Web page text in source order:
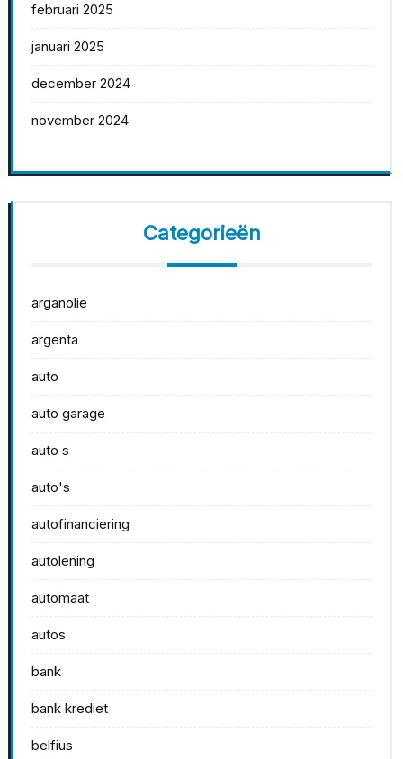
februari 2025
januari 2025
december 2024
november 2024
Categorieën
arganolie
argenta
auto
auto garage
auto s
auto's
autofinanciering
autolening
automaat
autos
bank
bank krediet
belfius